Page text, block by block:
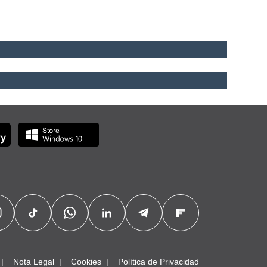
Nota Legal Cookies Política de Privacidad